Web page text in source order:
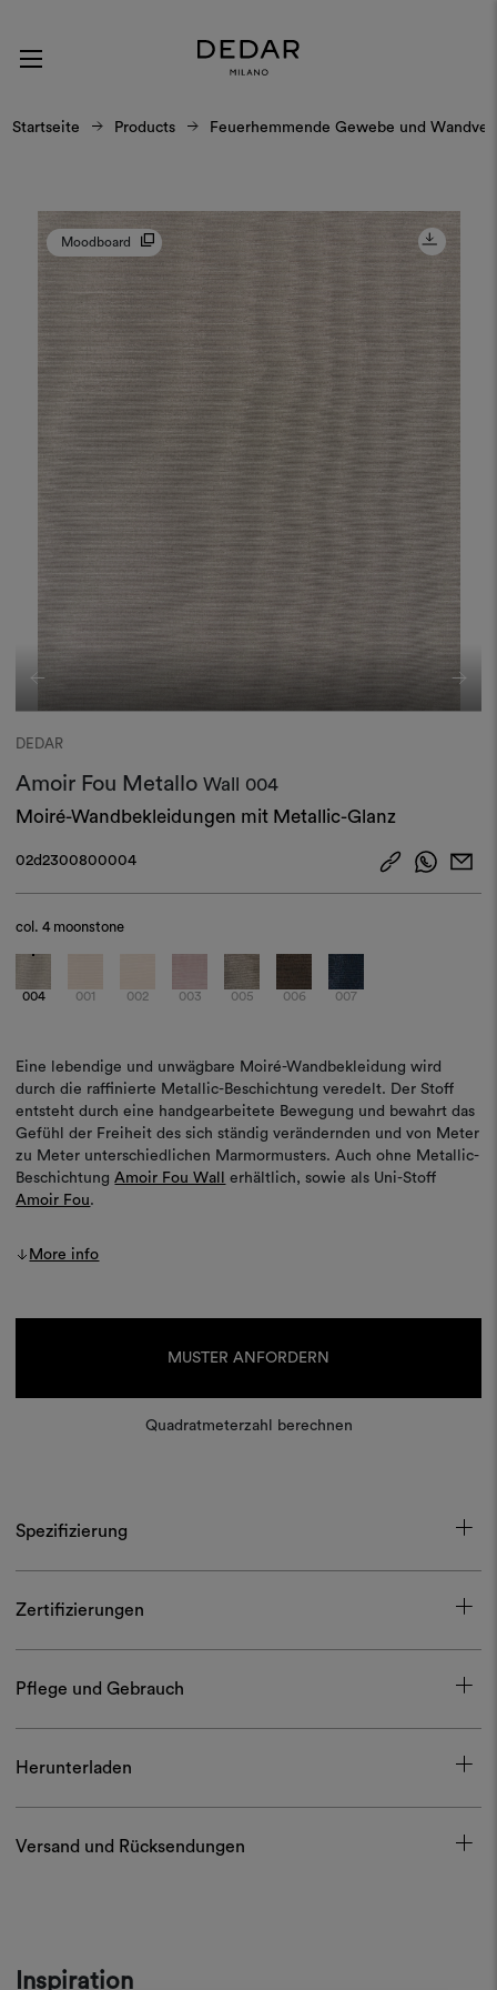
Startseite Products Feuerhemmende Gewebe und
Moodboard
DEDAR
Amoir Fou MetalloWall
004
Moiré-Wandbekleidungen mit Metallic-Glanz
02d2300800004
col.4 moonstone
004 001 002 003 005 006 007
Eine lebendige und unwägbare Moiré-Wandbekleidung wird
durch die raffinierte Metallic-Beschichtung veredelt. Der Stoff
entsteht durch eine handgearbeitete Bewegung und bewahrt das
Gefühl der Freiheit des sich ständig verändernden und von Meter
zu Meter unterschiedlichen Marmormusters. Auch ohne Metallic-
BeschichtungAmoir Fou Wall
erhältlich, sowie als Uni-Stoff
Amoir Fou.
More info
MUSTER ANFORDERN
Quadratmeterzahl berechnen
Spezifizierung
Zertifizierungen
Pflege und Gebrauch
Herunterladen
Versand und Rücksendungen
Inspiration